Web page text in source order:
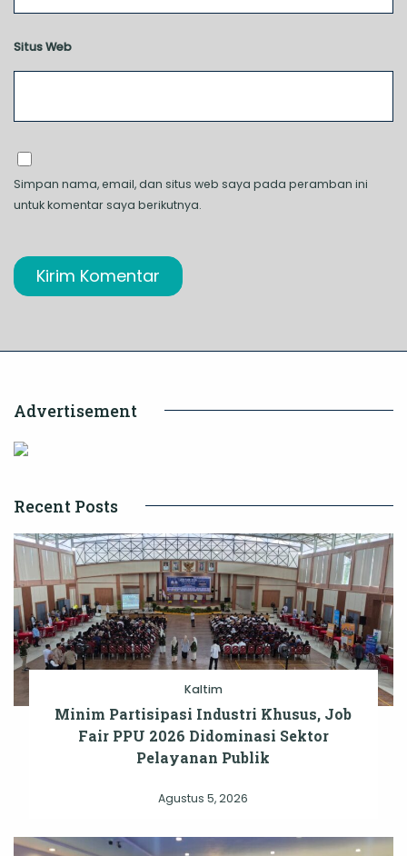
Situs Web
Simpan nama, email, dan situs web saya pada peramban ini
untuk komentar saya berikutnya.
Advertisement
Recent Posts
Kaltim
Minim Partisipasi Industri Khusus, Job
Fair PPU 2026 Didominasi Sektor
Pelayanan Publik
Agustus 5, 2026